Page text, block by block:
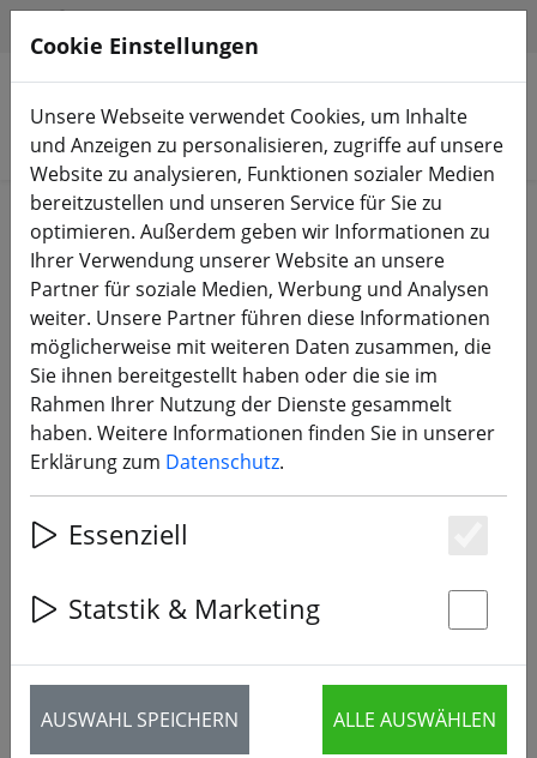
Produkte suchen
Start Bauteile FC, ESC, AIO & Stacks
Diatone Mamba F722 MK4 FC + F55
BL32 4-in-1 ESC Stack
‹ ›
Cookie Einstellungen
Unsere Webseite verwendet Cookies, um Inhalte
und Anzeigen zu personalisieren, zugriffe auf unsere
Website zu analysieren, Funktionen sozialer Medien
bereitzustellen und unseren Service für Sie zu
optimieren. Außerdem geben wir Informationen zu
Ihrer Verwendung unserer Website an unsere
Partner für soziale Medien, Werbung und Analysen
weiter. Unsere Partner führen diese Informationen
möglicherweise mit weiteren Daten zusammen, die
Sie ihnen bereitgestellt haben oder die sie im
Rahmen Ihrer Nutzung der Dienste gesammelt
haben. Weitere Informationen finden Sie in unserer
Erklärung zum Datenschutz.
Essenziell
Statstik & Marketing
AUSWAHL SPEICHERN ALLE AUSWÄHLEN